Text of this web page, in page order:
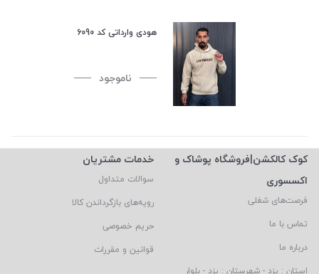
هودی وارداتی کد 6090
ناموجود
کوک کالکشن|فروشگاه پوشاک و
اکسسوری
فرصت‌های شغلی
تماس با ما
درباره ما
استان : یزد - شهرستان : یزد - بلوار
خدمات مشتریان
سوالات متداول
رویه‌های بازگرداندن کالا
حریم خصوصی
قوانین و مقررات